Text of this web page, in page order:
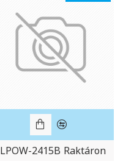
LPOW-2415B Raktáron